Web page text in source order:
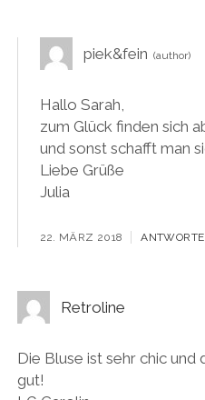
piek&fein
Hallo Sarah,
zum Glück finden sich
und sonst schafft man
Liebe Grüße
Julia
22. MÄRZ 2018
Retroline
Die Bluse ist sehr chic
gut!